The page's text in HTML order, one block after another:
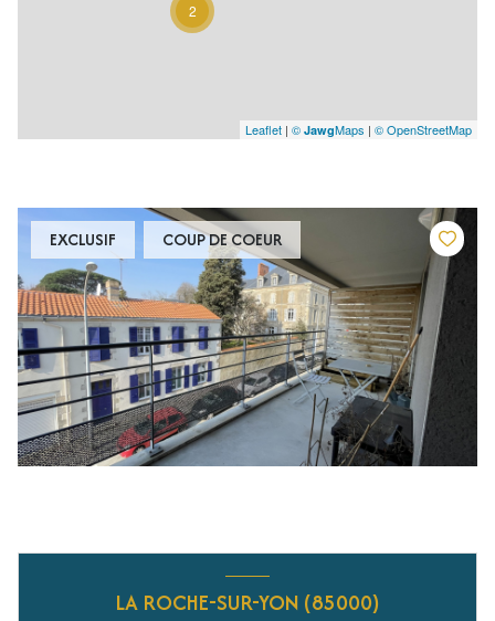
2
Leaflet | © JawgMaps | © OpenStreetMap
EXCLUSIF COUP DE COEUR
LA ROCHE-SUR-YON (85000)